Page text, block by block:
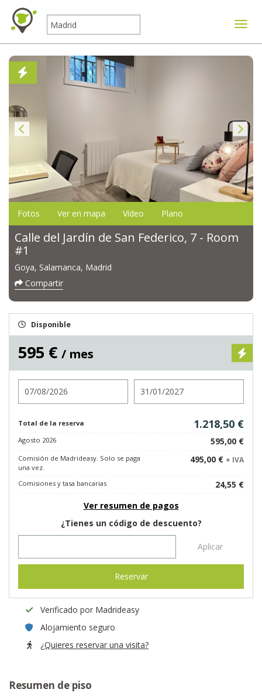
Fotos Ver en mapa Vídeo Plano
Calle del Jardín de San Federico, 7 - Room
#1
Goya, Salamanca, Madrid
Compartir
Disponible
595 € / mes
Total de la reserva 1.218,50 €
Agosto 2026 595,00 €
Comisión de Madrideasy. Solo se paga
una vez.
495,00 € + IVA
Comisiones y tasa bancarias
24,55 €
Ver resumen de pagos
¿Tienes un código de descuento?
Aplicar
Reservar
Verificado por Madrideasy
Alojamiento seguro
¿Quieres reservar una visita?
Resumen de piso